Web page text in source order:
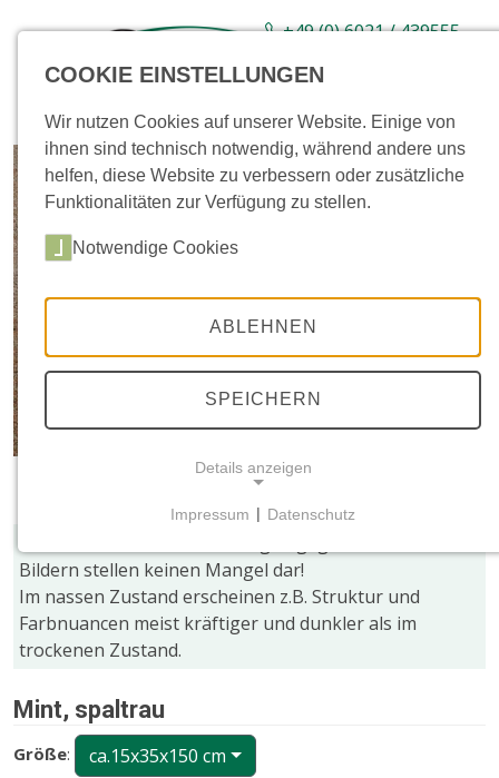
+49 (0) 6021 / 439555-
Sortiment Neuware Aktionsartikel
Bildern stellen keinen Mangel dar!
Im nassen Zustand erscheinen z.B. Struktur und
Farbnuancen meist kräftiger und dunkler als im
trockenen Zustand.
Mint, spaltrau
Größe: ca.15x35x150 cm
COOKIE EINSTELLUNGEN
Wir nutzen Cookies auf unserer Website. Einige von
ihnen sind technisch notwendig, während andere uns
helfen, diese Website zu verbessern oder zusätzliche
Funktionalitäten zur Verfügung zu stellen.
Notwendige Cookies
ABLEHNEN
SPEICHERN
Details anzeigen
Notwendige Cookies ermöglichen grundlegende
Funktionen und sind für die einwandfreie Funktion
der Website erforderlich.
TYPO3
fe_typo_user
Impressum | Datenschutz